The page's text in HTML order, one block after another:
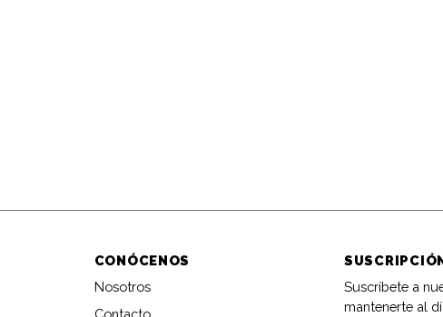
CONÓCENOS
Nosotros
Contacto
Suscríbete a
mantenerte al